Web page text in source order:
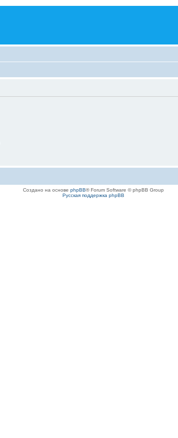
Создано на основе phpBB® Forum Software © phpBB Group
Русская поддержка phpBB